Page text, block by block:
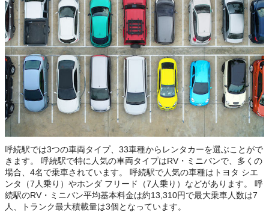
呼続駅では3つの車両タイプ、33車種からレンタカーを選ぶことがで
きます。 呼続駅で特に人気の車両タイプはRV・ミニバンで、多くの
場合、4名で乗車されています。 呼続駅で人気の車種はトヨタ シエ
ンタ（7人乗り）やホンダ フリード（7人乗り）などがあります。 呼
続駅のRV・ミニバン平均基本料金は約13,310円で最大乗車人数は7
人、トランク最大積載量は3個となっています。